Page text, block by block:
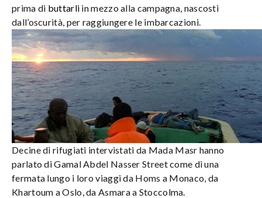
prima di buttarli in mezzo alla campagna, nascosti
dall’oscurità, per raggiungere le imbarcazioni.
Decine di rifugiati intervistati da Mada Masr hanno
parlato di Gamal Abdel Nasser Street come di una
fermata lungo i loro viaggi da Homs a Monaco, da
Khartoum a Oslo, da Asmara a Stoccolma.